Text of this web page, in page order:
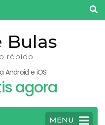
Bulas
rápido
Android e iOS
agora
MENU